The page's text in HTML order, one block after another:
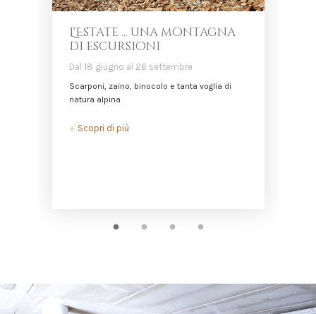
L'Estate ... una montagna
di escursioni
Dal 18 giugno al 26 settembre
Scarponi, zaino, binocolo e tanta voglia di
natura alpina
+ Scopri di più